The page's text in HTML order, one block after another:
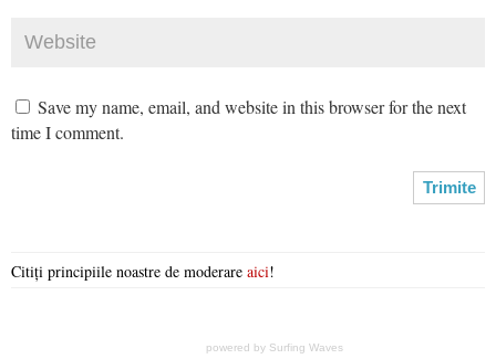
Save my name, email, and website in this browser for the next
time I comment.
Citiți principiile noastre de moderare aici!
powered by Surfing Waves